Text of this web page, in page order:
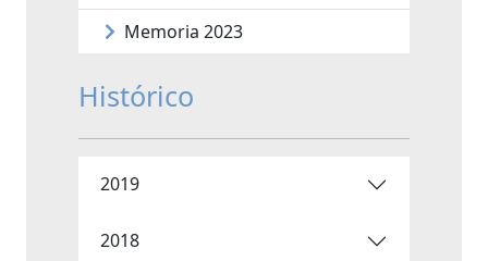
Memoria 2023
Histórico
2019
2018